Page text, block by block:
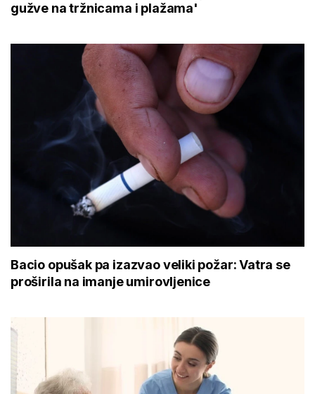
gužve na tržnicama i plažama'
Bacio opušak pa izazvao veliki požar: Vatra se
proširila na imanje umirovljenice